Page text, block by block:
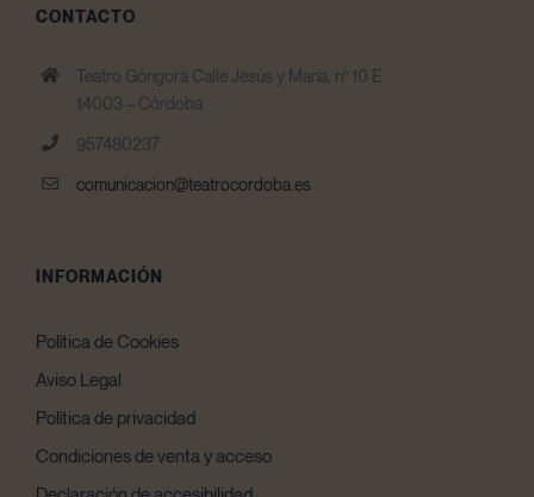
CONTACTO
Teatro Góngora Calle Jesús y María, nº 10 E
14003 – Córdoba
957480237
comunicacion@teatrocordoba.es
INFORMACIÓN
Política de Cookies
Aviso Legal
Política de privacidad
Condiciones de venta y acceso